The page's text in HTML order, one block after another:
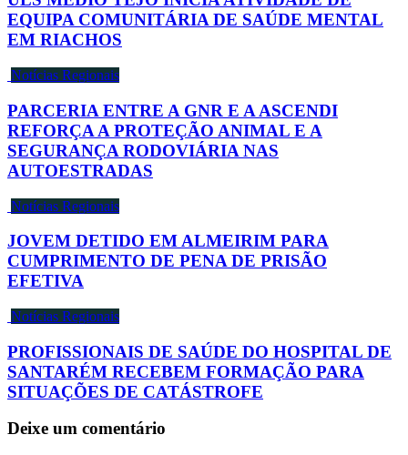
EQUIPA COMUNITÁRIA DE SAÚDE MENTAL
EM RIACHOS
Notícias Regionais
PARCERIA ENTRE A GNR E A ASCENDI
REFORÇA A PROTEÇÃO ANIMAL E A
SEGURANÇA RODOVIÁRIA NAS
AUTOESTRADAS
Notícias Regionais
JOVEM DETIDO EM ALMEIRIM PARA
CUMPRIMENTO DE PENA DE PRISÃO
EFETIVA
Notícias Regionais
PROFISSIONAIS DE SAÚDE DO HOSPITAL DE
SANTARÉM RECEBEM FORMAÇÃO PARA
SITUAÇÕES DE CATÁSTROFE
Deixe um comentário